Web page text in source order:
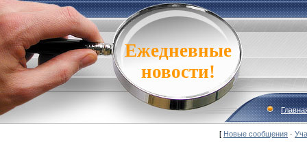
Ежедневные
новости!
[ Новые сообщения ·